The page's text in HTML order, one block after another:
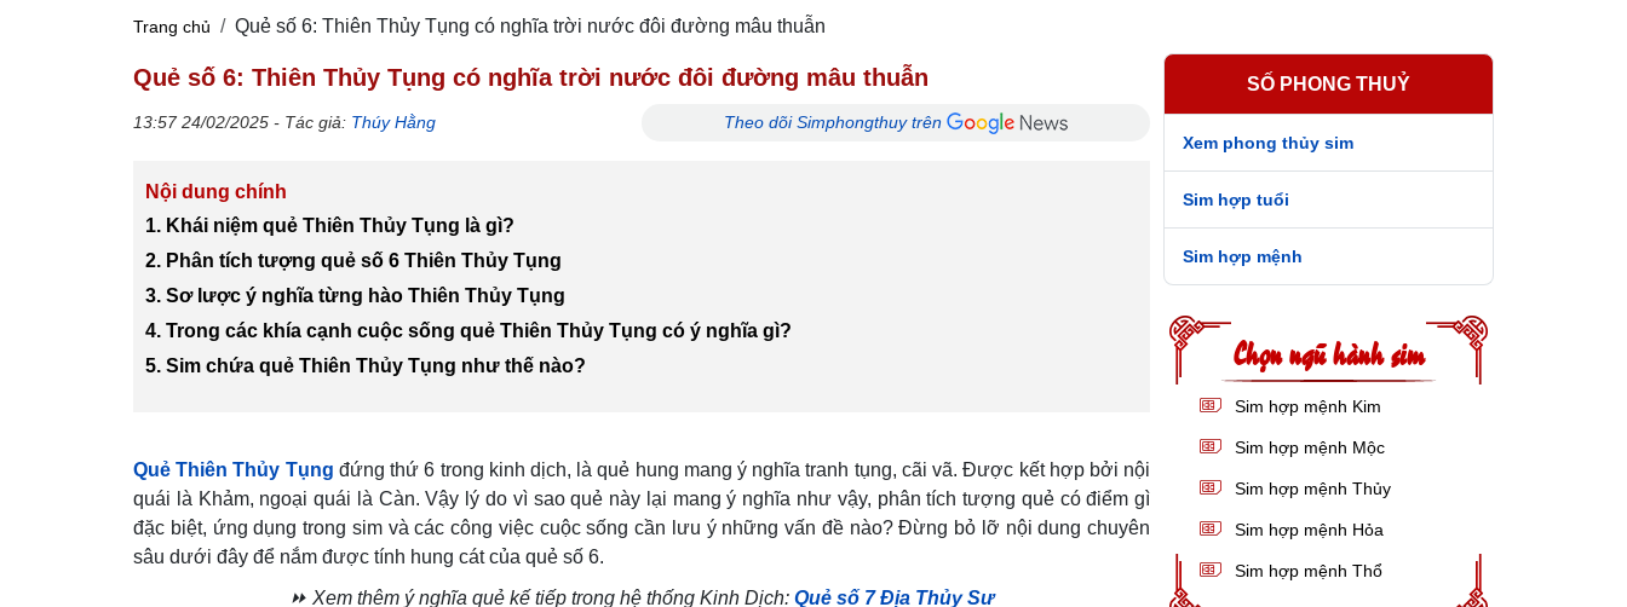
Trang chủ Quẻ số 6: Thiên Thủy Tụng có nghĩa trời nước đôi đường mâu thuẫn
Quẻ số 6: Thiên Thủy Tụng có nghĩa trời nước đôi đường mâu thuẫn
13:57 24/02/2025 - Tác giả: Thúy Hằng Theo dõi Simphongthuy trên
Nội dung chính
1. Khái niệm quẻ Thiên Thủy Tụng là gì?
2. Phân tích tượng quẻ số 6 Thiên Thủy Tụng
3. Sơ lược ý nghĩa từng hào Thiên Thủy Tụng
4. Trong các khía cạnh cuộc sống quẻ Thiên Thủy Tụng có ý nghĩa gì?
5. Sim chứa quẻ Thiên Thủy Tụng như thế nào?
Quẻ Thiên Thủy Tụng đứng thứ 6 trong kinh dịch, là quẻ hung mang ý nghĩa tranh tụng, cãi vã. Được kết hợp bởi nội
quái là Khảm, ngoại quái là Càn. Vậy lý do vì sao quẻ này lại mang ý nghĩa như vậy, phân tích tượng quẻ có điểm gì
đặc biệt, ứng dụng trong sim và các công việc cuộc sống cần lưu ý những vấn đề nào? Đừng bỏ lỡ nội dung chuyên
sâu dưới đây để nắm được tính hung cát của quẻ số 6.
⏩ Xem thêm ý nghĩa quẻ kế tiếp trong hệ thống Kinh Dịch:Quẻ số 7 Địa Thủy Sư
SỐ PHONG THUỶ
Xem phong thủy sim
Sim hợp tuổi
Sim hợp mệnh
Chọn ngũ hành sim
Sim hợp mệnh Kim
Sim hợp mệnh Mộc
Sim hợp mệnh Thủy
Sim hợp mệnh Hỏa
Sim hợp mệnh Thổ